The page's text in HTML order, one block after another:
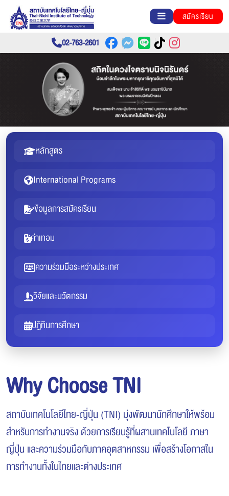
สมัครเรียน
02-763-2601
หลักสูตร
International Programs
ข้อมูลการสมัครเรียน
ค่าเทอม
ความร่วมมือระหว่างประเทศ
วิจัยและนวัตกรรม
ปฏิทินการศึกษา
Why Choose TNI
สถาบันเทคโนโลยีไทย-ญี่ปุ่น (TNI) มุ่งพัฒนานักศึกษาให้พร้อม
สำหรับการทำงานจริง ด้วยการเรียนรู้ที่ผสานเทคโนโลยี ภาษา
ญี่ปุ่น และความร่วมมือกับภาคอุตสาหกรรม เพื่อสร้างโอกาสใน
การทำงานทั้งในไทยและต่างประเทศ